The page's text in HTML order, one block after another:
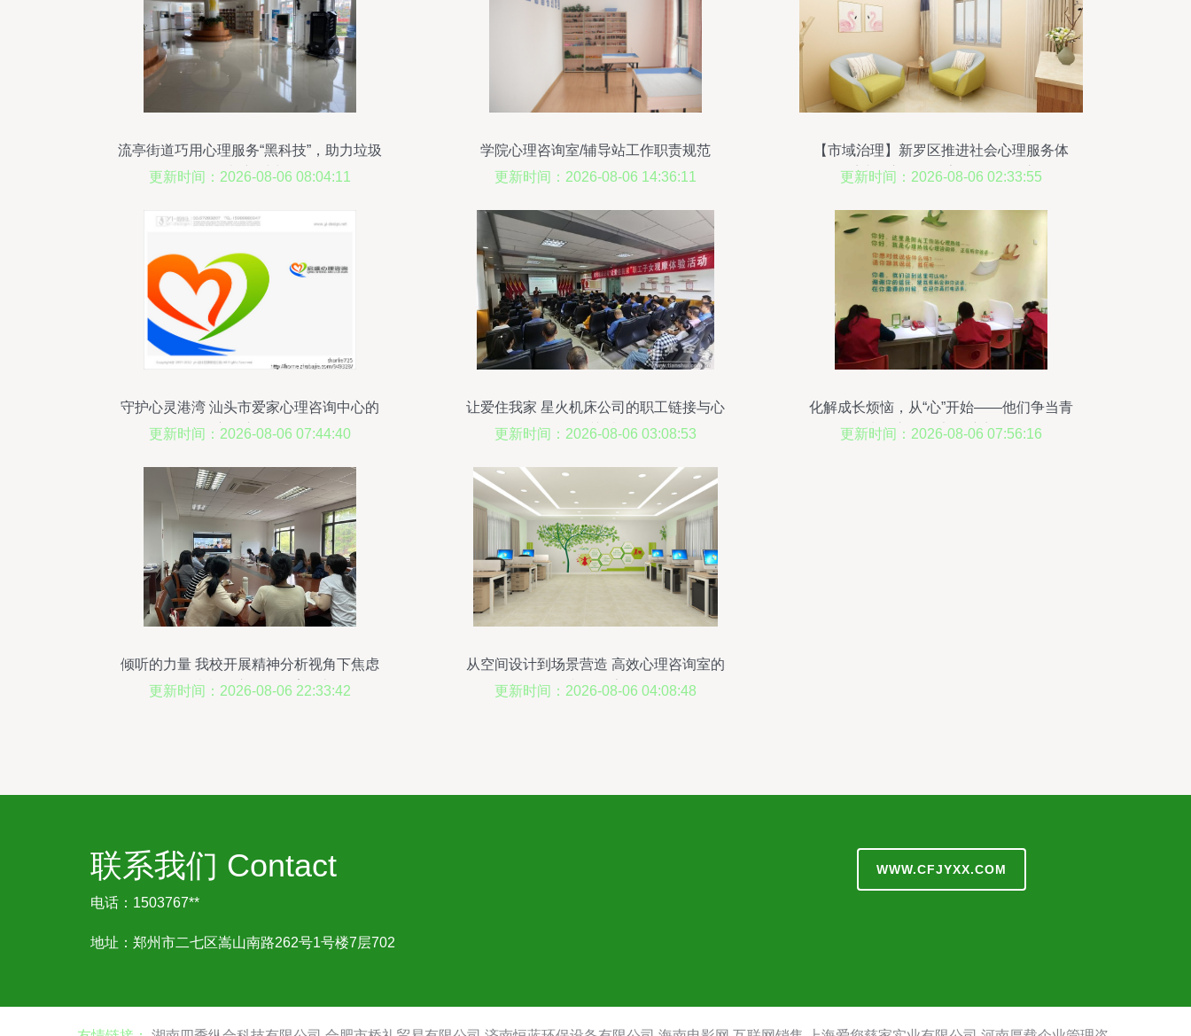
流亭街道巧用心理服务“黑科技”，助力垃圾
分类“新时尚”
更新时间：2026-08-06 08:04:11
学院心理咨询室/辅导站工作职责规范
更新时间：2026-08-06 14:36:11
【市域治理】新罗区推进社会心理服务体
系建设心理咨询室验收工作_永
更新时间：2026-08-06 02:33:55
守护心灵港湾 汕头市爱家心理咨询中心的
全方位心理服务
更新时间：2026-08-06 07:44:40
让爱住我家 星火机床公司的职工链接与心
理关爱
更新时间：2026-08-06 03:08:53
化解成长烦恼，从“心”开始——他们争当青
少年心理健康的“守门人”
更新时间：2026-08-06 07:56:16
倾听的力量 我校开展精神分析视角下焦虑
伴躯体症状的心理咨询案例督导
更新时间：2026-08-06 22:33:42
从空间设计到场景营造 高效心理咨询室的
必备要素
更新时间：2026-08-06 04:08:48
联系我们 Contact
电话：1503767**
地址：郑州市二七区嵩山南路262号1号楼7层702
WWW.CFJYXX.COM